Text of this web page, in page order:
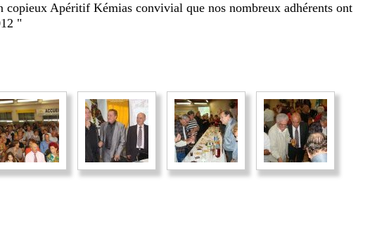
copieux Apéritif Kémias convivial que nos nombreux adhérents ont
"